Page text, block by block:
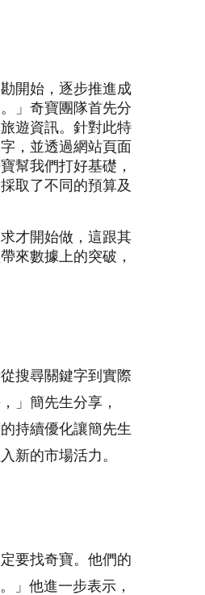
開始，逐步推進成
」奇寶團隊首先分
遊資訊。針對此特
，並透過網站頁面
幫我們打好基礎，
取了不同的預算及
才開始做，這跟其
來數據上的突破，
搜尋關鍵字到實際
」簡先生分享，
持續優化讓簡先生
新的市場活力。
要找奇寶。他們的
」他進一步表示，